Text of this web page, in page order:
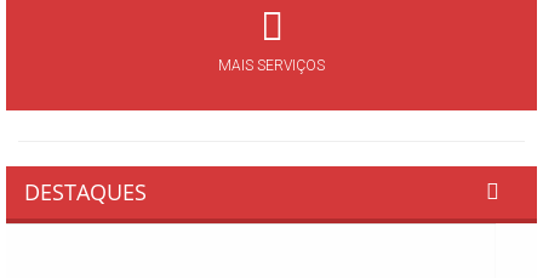
MAIS SERVIÇOS
DESTAQUES